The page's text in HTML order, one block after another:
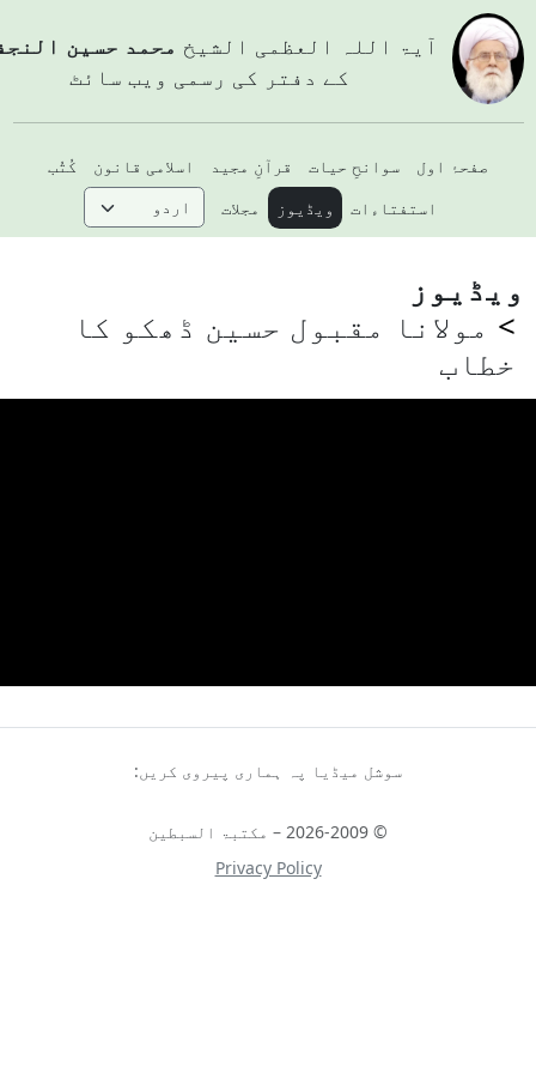
آيۃ اللہ العظمی الشيخمحمد حسین
کے دفتر کی رسمی ویب سائٹ
صفحۂ اول سوانحِ حیات قرآنِ مجید اسلامی قانون
کُتُب
استفتاءات
ویڈیوز مجلات
مولانا مقبول حسین ڈھکو کا
خطاب
سوشل میڈیا پہ ہماری پیروی کریں:
Privacy Policy